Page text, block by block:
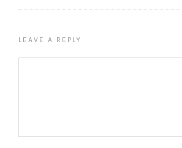
LEAVE A REPLY